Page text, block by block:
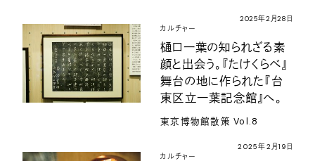
2025年2月28 日
カルチャー
樋口一葉の知られざる素
顔と出会う。『たけくらべ』
舞台の地に作られた『台
東区立一葉記念館』へ。
東京博物館散策 Vol.8
2025年2月19日
カルチャー